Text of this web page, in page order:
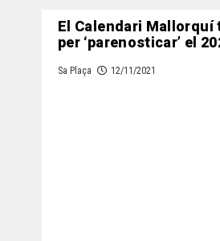
El Calendari Mallorquí
per ‘parenosticar’ el
Sa Plaça 12/11/2021